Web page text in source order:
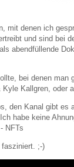
mit denen ich
und sind bei
abendfüllende
bei denen
Kyle Kallgren, oder
den Kanal gibt es
habe keine
NFTs
fasziniert. ;-)